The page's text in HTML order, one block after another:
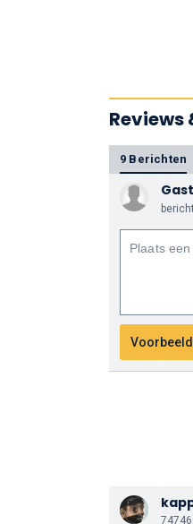
9 Berichten
Gast